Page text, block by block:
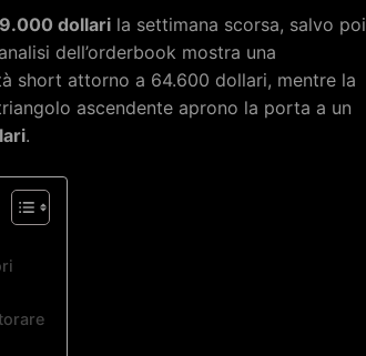
dollari la settimana scorsa, salvo poi
dell’orderbook mostra una
short attorno a 64.600 dollari, mentre la
ascendente aprono la porta a un
.